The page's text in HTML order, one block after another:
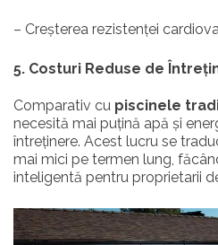
– Creșterea rezistenței
5. Costuri Reduse de
Comparativ cu piscinele
necesită mai puțină apă și
întreținere. Acest lucru se
mai mici pe termen lung,
inteligentă pentru proprietarii